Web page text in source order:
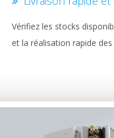
Vérifiez les stocks
et la réalisation rapide